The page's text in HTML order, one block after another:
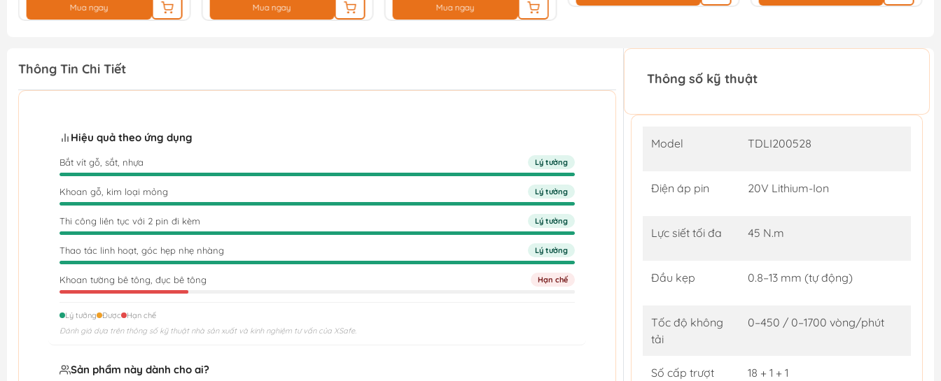
Mua ngay Mua ngay Mua ngay
Thông Tin Chi Tiết
Hiệu quả theo ứng dụng
Bắt vít gỗ, sắt, nhựa Lý tưởng
Khoan gỗ, kim loại mỏng Lý tưởng
Thi công liên tục với 2 pin đi kèm Lý tưởng
Thao tác linh hoạt, góc hẹp nhẹ nhàng Lý tưởng
Khoan tường bê tông, đục bê tông Hạn chế
Lý tưởng Được
Hạn chế
Đánh giá dựa trên thông số kỹ thuật nhà sản xuất và kinh nghiệm tư vấn của XSafe.
Sản phẩm này dành cho ai?
Thông số kỹ thuật
Model TDLI200528
Điện áp pin 20V Lithium-Ion
Lực siết tối đa 45 N.m
Đầu kẹp 0.8–13 mm (tự động)
Tốc độ không
tải
0–450 / 0–1700 vòng/phút
Số cấp trượt 18 + 1 + 1